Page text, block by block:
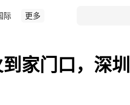
际 更多
家门口，深圳